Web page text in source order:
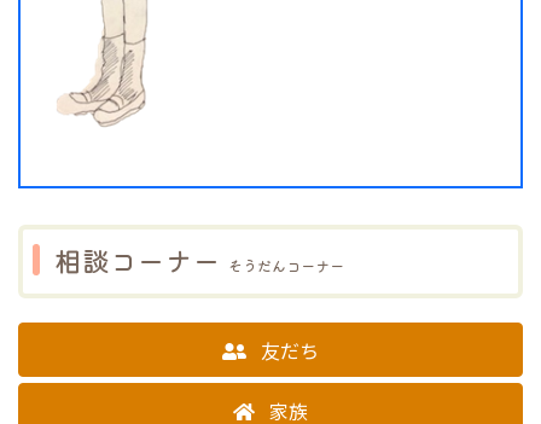
相談コーナー そうだんコーナー
友だち
家族